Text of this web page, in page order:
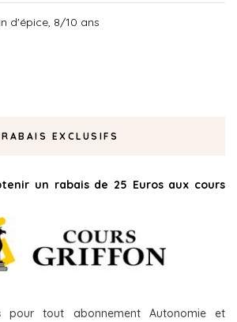
d'épice, 8/10 ans
RABAIS EXCLUSIFS
un rabais de 25 Euros aux cours
pour tout abonnement Autonomie et